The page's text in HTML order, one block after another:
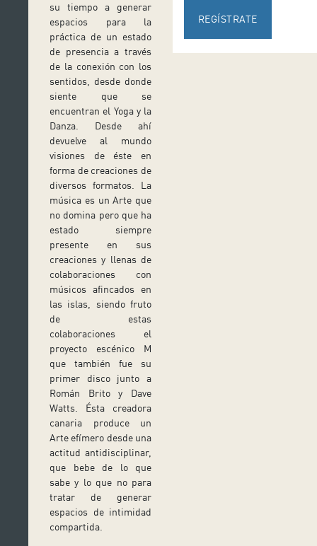
su tiempo a generar
espacios para la
práctica de un estado
de presencia a través
de la conexión con los
sentidos, desde donde
siente que se
encuentran el Yoga y la
Danza. Desde ahí
devuelve al mundo
visiones de éste en
forma de creaciones de
diversos formatos. La
música es un Arte que
no domina pero que ha
estado siempre
presente en sus
creaciones y llenas de
colaboraciones con
músicos afincados en
las islas, siendo fruto
de estas
colaboraciones el
proyecto escénico M
que también fue su
primer disco junto a
Román Brito y Dave
Watts. Ésta creadora
canaria produce un
Arte efímero desde una
actitud antidisciplinar,
que bebe de lo que
sabe y lo que no para
tratar de generar
espacios de intimidad
compartida.
REGÍSTRATE